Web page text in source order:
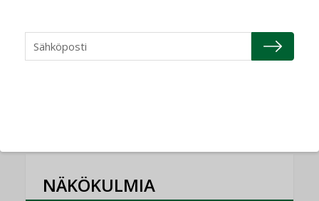
vakiinnuttavat asemansa taloyhtiöissä
LEHDEN ARTIKKELIT
NÄKÖKULMIA